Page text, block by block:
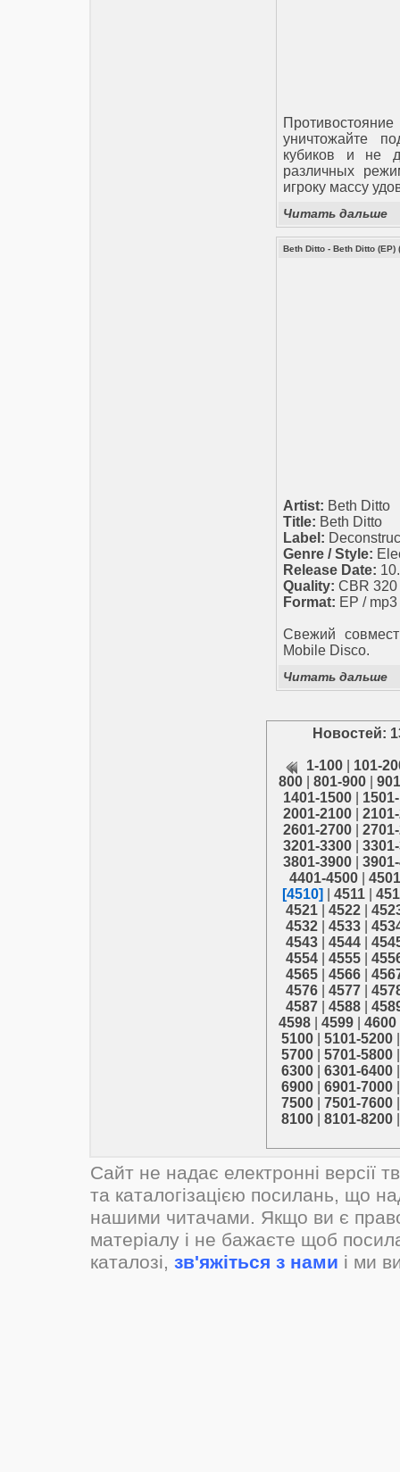
уничтожайте
кубиков и не
различных
игроку массу
Читать дальше
Beth Ditto - Beth Ditto (EP)
Artist: Beth Ditto
Title: Beth Ditto
Label:
Genre / Style:
Release Date:
Quality: CBR 320
Format: EP / mp3
Свежий
Mobile Disco.
Читать дальше
Новостей:
1-100
101-
800
801-900
1401-1500
2001-2100
2601-2700
3201-3300
3801-3900
4401-4500| 4501
[4510]
4511|
4521
4522
4532
4533
4543
4544
4554
4555
4565
4566
4576
4577
4587
4588
4598| 4599| 4600
5100
5101-5200
5700
5701-5800
6300
6301-6400
6900
6901-7000
7500
7501-7600
8100
8101-8200
Сайт не надає електронні версії
та каталогізацією посилань, що
нашими читачами. Якщо ви є
матеріалу і не бажаєте щоб
каталозі, зв'яжіться з нами і ми